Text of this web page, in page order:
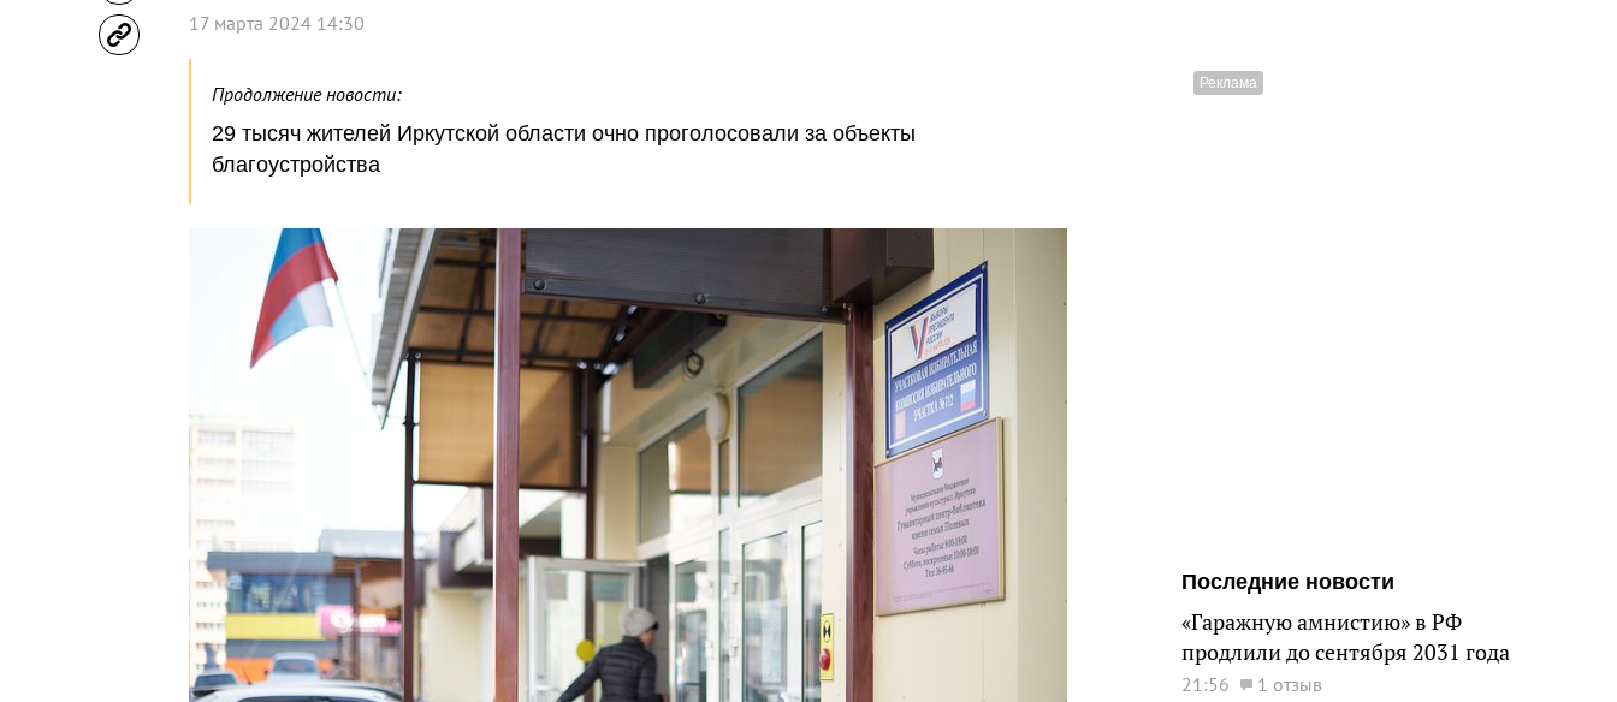
17 марта 2024 14:30
Продолжение новости:
29 тысяч жителей Иркутской области очно проголосовали за объекты
благоустройства
Последние новости
«Гаражную амнистию» в РФ
продлили до сентября 2031 года
21:56 1 отзыв